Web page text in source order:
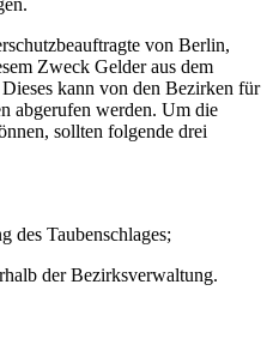
von Berlin,
Zweck Gelder aus dem
kann von den Bezirken für
abgerufen werden. Um die
sollten folgende drei
des Taubenschlages;
der Bezirksverwaltung.